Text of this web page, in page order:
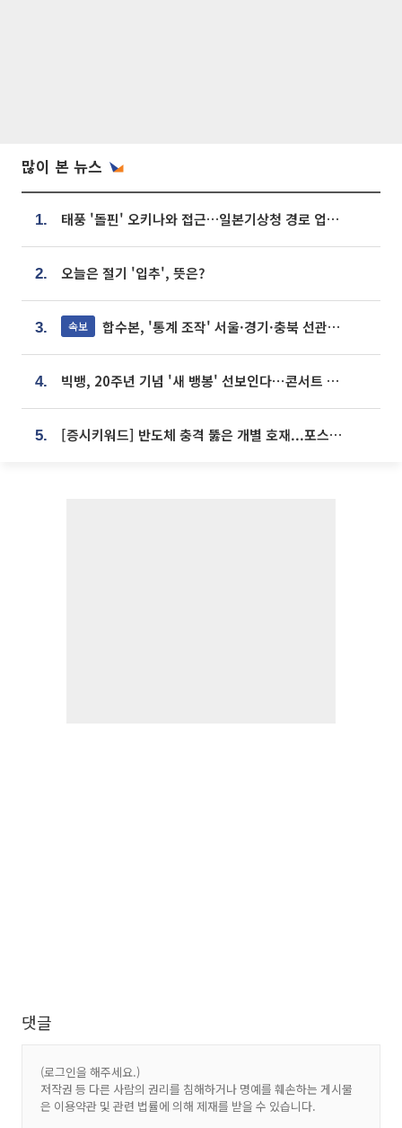
많이 본 뉴스
1. 태풍 '돌핀' 오키나와 접근…일본기상청 경로 업데이트
2. 오늘은 절기 '입추', 뜻은?
3. 속보 합수본, '통계 조작' 서울·경기·충북 선관위 등 추가 압수수색
4. 빅뱅, 20주년 기념 '새 뱅봉' 선보인다⋯콘서트 앞두고 팝업 개최
5. [증시키워드] 반도체 충격 뚫은 개별 호재...포스코퓨처엠·에코프로·한화솔루션 '눈길'
댓글